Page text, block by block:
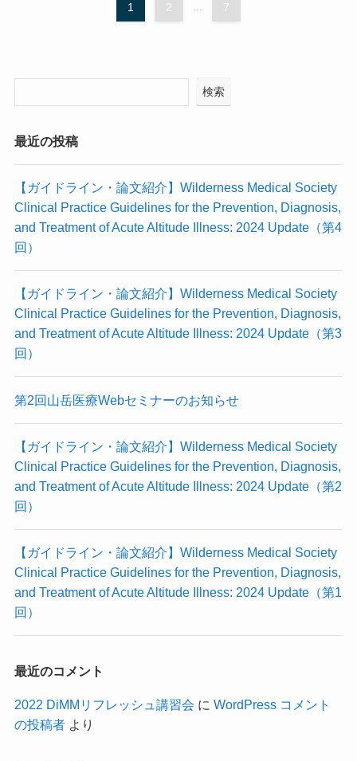
1 2 ... 7
検索
最近の投稿
【ガイドライン・論文紹介】Wilderness Medical Society
Clinical Practice Guidelines for the Prevention, Diagnosis,
and Treatment of Acute Altitude Illness: 2024 Update（第4
回）
【ガイドライン・論文紹介】Wilderness Medical Society
Clinical Practice Guidelines for the Prevention, Diagnosis,
and Treatment of Acute Altitude Illness: 2024 Update（第3
回）
第2回山岳医療Webセミナーのお知らせ
【ガイドライン・論文紹介】Wilderness Medical Society
Clinical Practice Guidelines for the Prevention, Diagnosis,
and Treatment of Acute Altitude Illness: 2024 Update（第2
回）
【ガイドライン・論文紹介】Wilderness Medical Society
Clinical Practice Guidelines for the Prevention, Diagnosis,
and Treatment of Acute Altitude Illness: 2024 Update（第1
回）
最近のコメント
2022 DiMMリフレッシュ講習会 に WordPress コメント
の投稿者より